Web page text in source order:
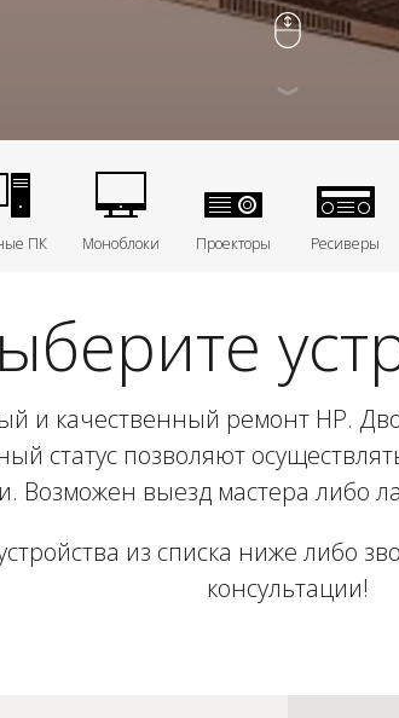
ПК Моноблоки Проекторы Ресиверы
и качественный ремонт HP.
статус позволяют
Возможен выезд мастера либо
из списка ниже либо
консультации!